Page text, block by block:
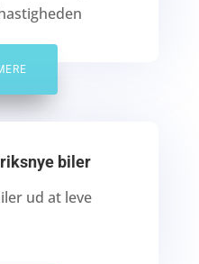
biler
ud at leve